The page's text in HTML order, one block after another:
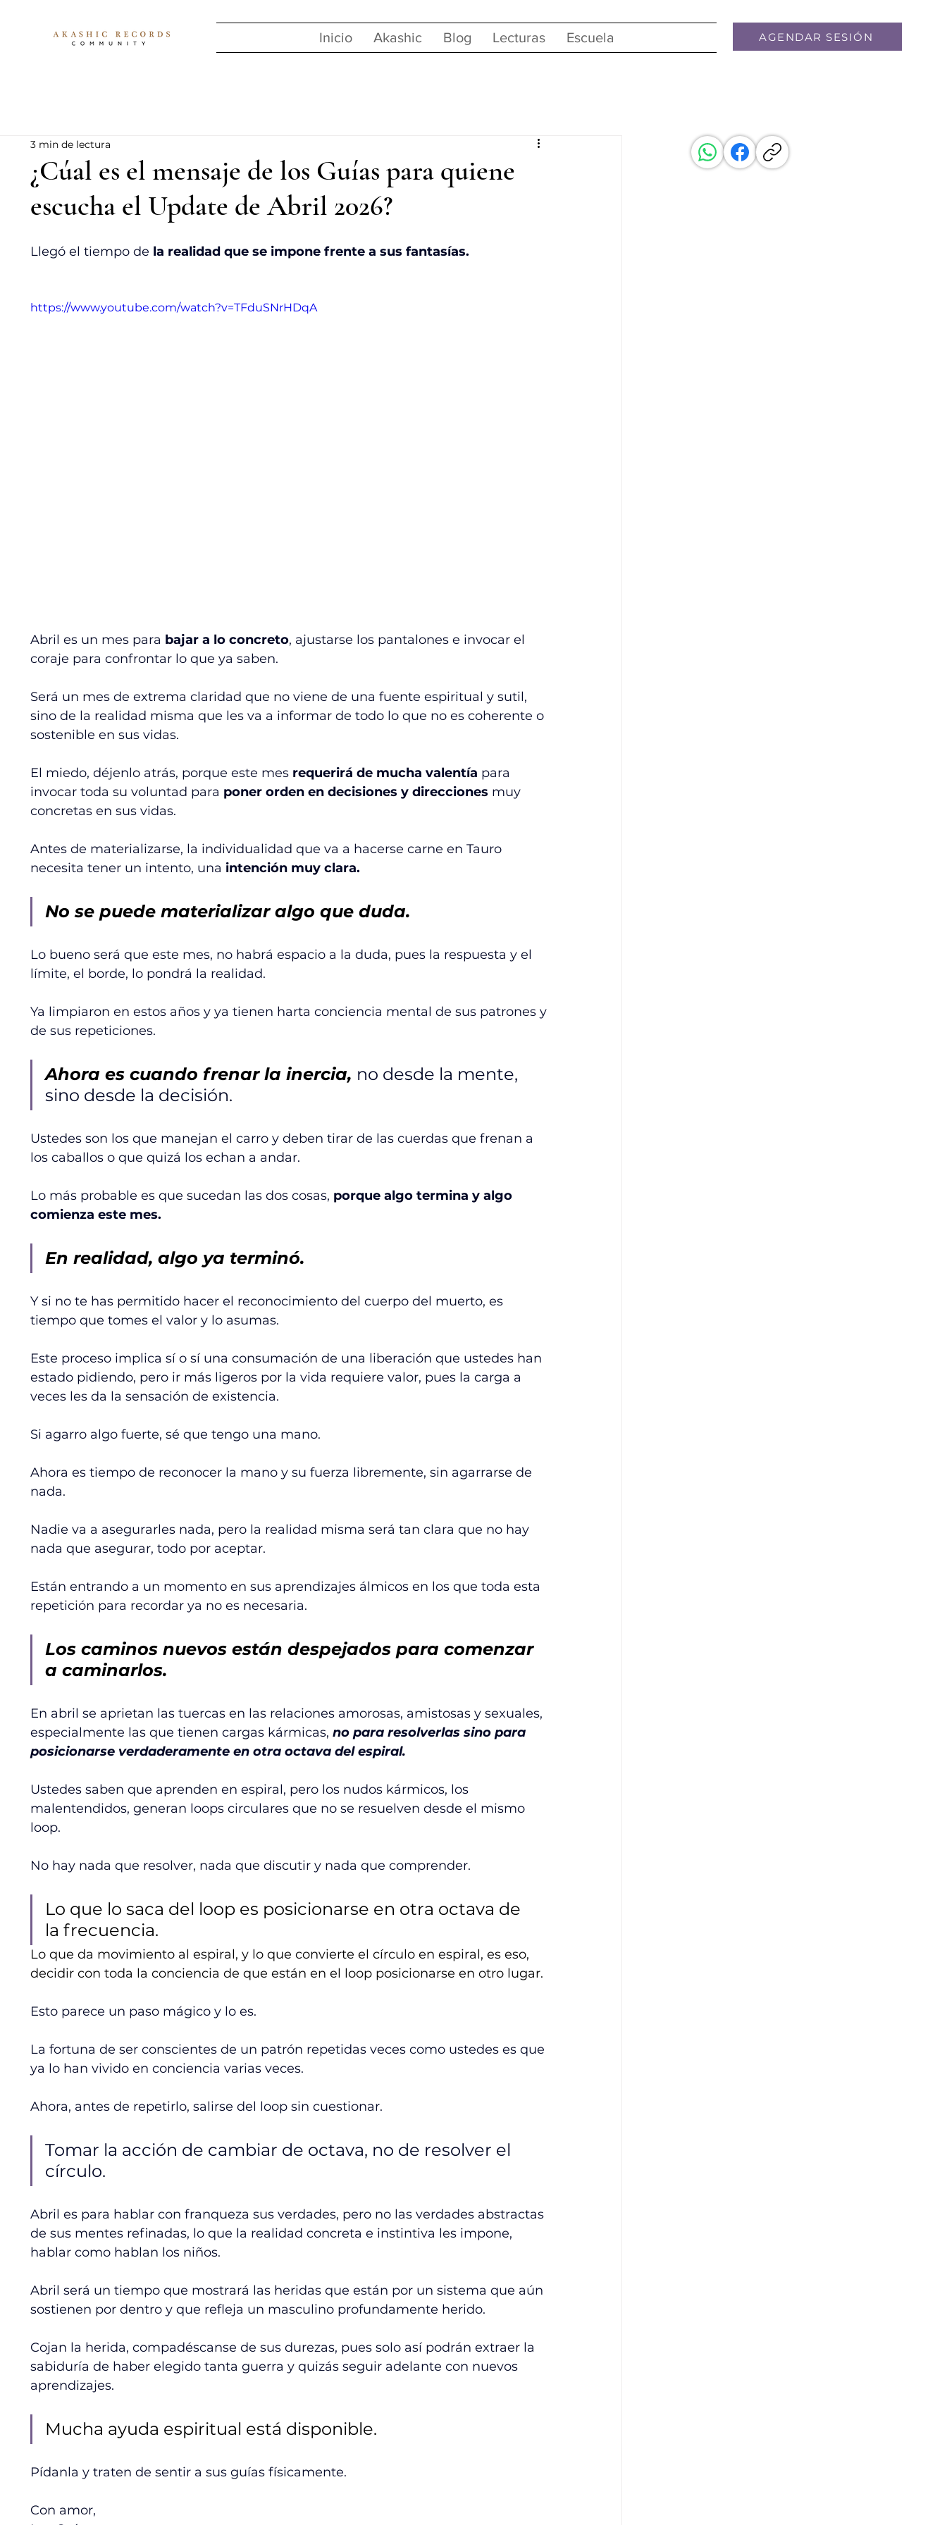
Inicio Akashic Blog Lecturas Escuela AGENDAR SESIÓN
¿Cúal es el mensaje de los Guías para quiene
escucha el Update de Abril 2026?
3 min de lectura
Llegó el tiempo de la realidad que se impone frente a sus fantasías.
https://www.youtube.com/watch?v=TFduSNrHDqA
Abril es un mes para bajar a lo concreto, ajustarse los pantalones e invocar el
coraje para confrontar lo que ya saben.
Será un mes de extrema claridad que no viene de una fuente espiritual y sutil,
sino de la realidad misma que les va a informar de todo lo que no es coherente o
sostenible en sus vidas.
El miedo, déjenlo atrás, porque este mes requerirá de mucha valentía para
invocar toda su voluntad para poner orden en decisiones y direcciones muy
concretas en sus vidas.
Antes de materializarse, la individualidad que va a hacerse carne en Tauro
necesita tener un intento, una intención muy clara.
No se puede materializar algo que duda.
Lo bueno será que este mes, no habrá espacio a la duda, pues la respuesta y el
límite, el borde, lo pondrá la realidad.
Ya limpiaron en estos años y ya tienen harta conciencia mental de sus patrones y
de sus repeticiones.
Ahora es cuando frenar la inercia, no desde la mente,
sino desde la decisión.
Ustedes son los que manejan el carro y deben tirar de las cuerdas que frenan a
los caballos o que quizá los echan a andar.
Lo más probable es que sucedan las dos cosas, porque algo termina y algo
comienza este mes.
En realidad, algo ya terminó.
Y si no te has permitido hacer el reconocimiento del cuerpo del muerto, es
tiempo que tomes el valor y lo asumas.
Este proceso implica sí o sí una consumación de una liberación que ustedes han
estado pidiendo, pero ir más ligeros por la vida requiere valor, pues la carga a
veces les da la sensación de existencia.
Si agarro algo fuerte, sé que tengo una mano.
Ahora es tiempo de reconocer la mano y su fuerza libremente, sin agarrarse de
nada.
Nadie va a asegurarles nada, pero la realidad misma será tan clara que no hay
nada que asegurar, todo por aceptar.
Están entrando a un momento en sus aprendizajes álmicos en los que toda esta
repetición para recordar ya no es necesaria.
Los caminos nuevos están despejados para comenzar
a caminarlos.
En abril se aprietan las tuercas en las relaciones amorosas, amistosas y sexuales,
especialmente las que tienen cargas kármicas, no para resolverlas sino para
posicionarse verdaderamente en otra octava del espiral.
Ustedes saben que aprenden en espiral, pero los nudos kármicos, los
malentendidos, generan loops circulares que no se resuelven desde el mismo
loop.
No hay nada que resolver, nada que discutir y nada que comprender.
Lo que lo saca del loop es posicionarse en otra octava de
la frecuencia.
Lo que da movimiento al espiral, y lo que convierte el círculo en espiral, es eso,
decidir con toda la conciencia de que están en el loop posicionarse en otro lugar.
Esto parece un paso mágico y lo es.
La fortuna de ser conscientes de un patrón repetidas veces como ustedes es que
ya lo han vivido en conciencia varias veces.
Ahora, antes de repetirlo, salirse del loop sin cuestionar.
Tomar la acción de cambiar de octava, no de resolver el
círculo.
Abril es para hablar con franqueza sus verdades, pero no las verdades abstractas
de sus mentes refinadas, lo que la realidad concreta e instintiva les impone,
hablar como hablan los niños.
Abril será un tiempo que mostrará las heridas que están por un sistema que aún
sostienen por dentro y que refleja un masculino profundamente herido.
Cojan la herida, compadéscanse de sus durezas, pues solo así podrán extraer la
sabiduría de haber elegido tanta guerra y quizás seguir adelante con nuevos
aprendizajes.
Mucha ayuda espiritual está disponible.
Pídanla y traten de sentir a sus guías físicamente.
Con amor,